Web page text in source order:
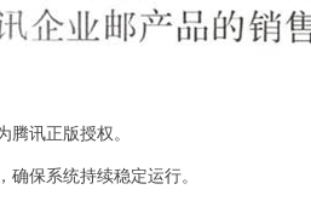
腾讯正版授权。
保系统持续稳定运行。